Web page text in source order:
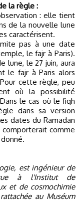
la règle :
: elle tient
de la nouvelle lune
caractérisent.
pas à une date
le fajr à Paris).
lune, le 27 juin, aura
le fajr à Paris alors
cette règle, peu
où la possibilité
le cas où le fiqh
dans sa version
dates du Ramadan
comporterait comme
est ingénieur de
à l'Institut de
et de cosmochimie
au Muséum